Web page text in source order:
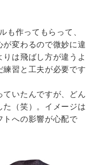
も作ってもらって、
が変わるので微妙に違
は飛ばし方が違うよ
練習と工夫が必要です
ていたんですが、どん
た（笑）。イメージは
トへの影響が心配で